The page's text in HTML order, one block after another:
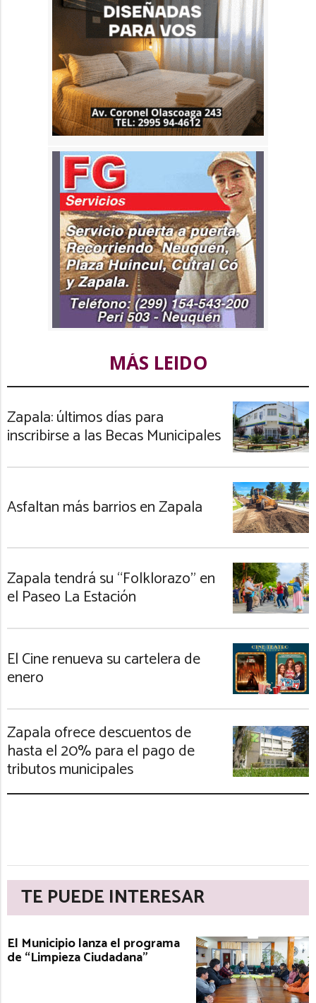
MÁS LEIDO
Zapala: últimos días para
inscribirse a las Becas Municipales
Asfaltan más barrios en Zapala
Zapala tendrá su “Folklorazo” en
el Paseo La Estación
El Cine renueva su cartelera de
enero
Zapala ofrece descuentos de
hasta el 20% para el pago de
tributos municipales
TE PUEDE INTERESAR
El Municipio lanza el programa
de “Limpieza Ciudadana”